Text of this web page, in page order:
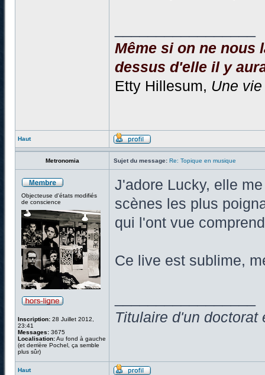
Même si on ne nous
dessus d'elle il y
Etty Hillesum, Une
Haut
Metronomia Sujet du message: Re: Topique en musique
Objecteuse d'états modifiés
de conscience
Inscription: 28 Juillet 2012,
23:41
Messages: 3675
Localisation:Au fond à gauche
(et derrière Pochel, ça semble
plus sûr)
J'adore Lucky, elle
scènes les plus
qui l'ont vue
Ce live est sublime,
Titulaire d'un doctorat
Haut